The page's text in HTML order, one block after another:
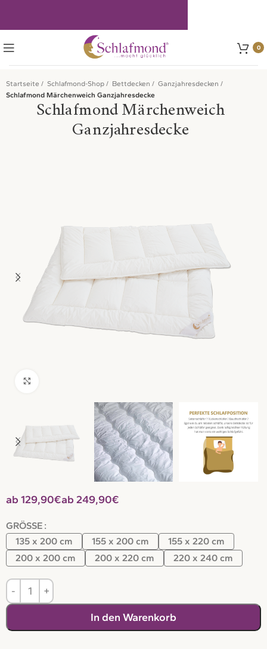
0
Startseite Schlafmond-Shop Bettdecken
Ganzjahresdecken
Schlafmond Märchenweich Ganzjahresdecke
Schlafmond Märchenweich
Ganzjahresdecke
€ €
GRÖSSE
135 x 200 cm
155 x 200 cm
155 x 220 cm
200 x 200 cm
200 x 220 cm 220 x 240 cm
In den Warenkorb